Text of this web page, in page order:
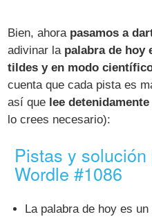
Bien, ahora pasamos a
adivinar la palabra de hoy
tildes y en modo
cuenta que cada pista es
así que lee detenidamente
lo crees necesario):
Pistas y
Wordle #1086
La palabra de hoy es